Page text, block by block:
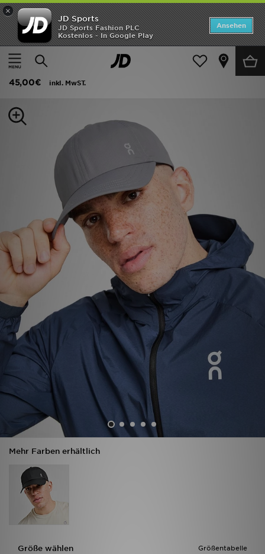
×
JD Sports
JD Sports Fashion PLC
Kostenlos - In Google Play
Ansehen
Startseite
Frauen Frauen Accessoires Caps
On Running Six-Panel Cap
45,00€
inkl. MwST.
Mehr Farben erhältlich
Größentabelle
Größe wählen
Startseite
ANGEBOTE
Herren
JD Exklusives
Fußball
Sport
Lade Die APP
Geschenkkarte
Filialfinder
Mein JD
Meine Nachrichten
Bestellverfolgung
Hilfe & Kontakt
Trending Styles